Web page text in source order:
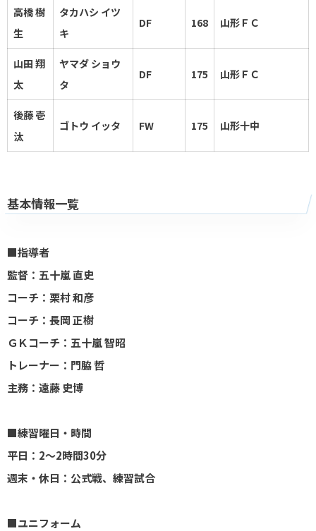
高橋 樹
生
タカハシ イツ
キ
DF 168 山形ＦＣ
山田 翔
太
ヤマダ ショウ
タ
DF 175 山形ＦＣ
後藤 壱
汰
ゴトウ イッタ FW 175 山形十中
基本情報一覧
■指導者
監督：五十嵐 直史
コーチ：栗村 和彦
コーチ：長岡 正樹
ＧＫコーチ：五十嵐 智昭
トレーナー：門脇 哲
主務：遠藤 史博
■練習曜日・時間
平日：2～2時間30分
週末・休日：公式戦、練習試合
■ユニフォーム